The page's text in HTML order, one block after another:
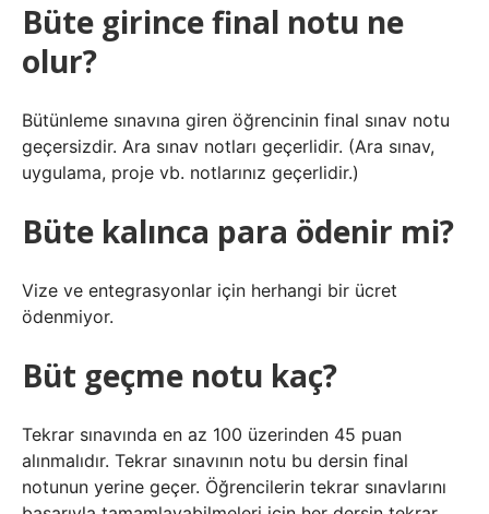
Büte girince final notu ne
olur?
Bütünleme sınavına giren öğrencinin final sınav notu
geçersizdir. Ara sınav notları geçerlidir. (Ara sınav,
uygulama, proje vb. notlarınız geçerlidir.)
Büte kalınca para ödenir mi?
Vize ve entegrasyonlar için herhangi bir ücret
ödenmiyor.
Büt geçme notu kaç?
Tekrar sınavında en az 100 üzerinden 45 puan
alınmalıdır. Tekrar sınavının notu bu dersin final
notunun yerine geçer. Öğrencilerin tekrar sınavlarını